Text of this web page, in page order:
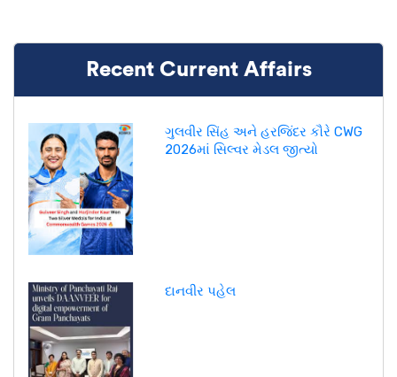
Recent Current Affairs
ગુલવીર સિંહ અને હરજિંદર કૌરે CWG
2026માં સિલ્વર મેડલ જીત્યો
દાનવીર પહેલ